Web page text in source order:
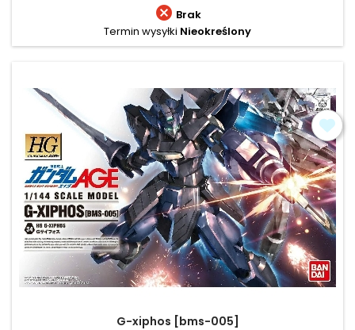
 Brak
Termin wysyłki Nieokreślony
G-xiphos [bms-005]